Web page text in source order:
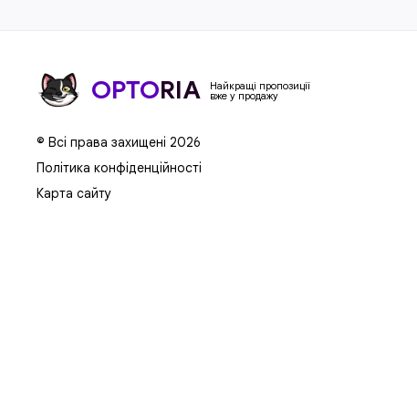
OPTORIA Найкращі пропозиції
вже у продажу
© Всі права захищені 2026
Політика конфіденційності
Карта сайту